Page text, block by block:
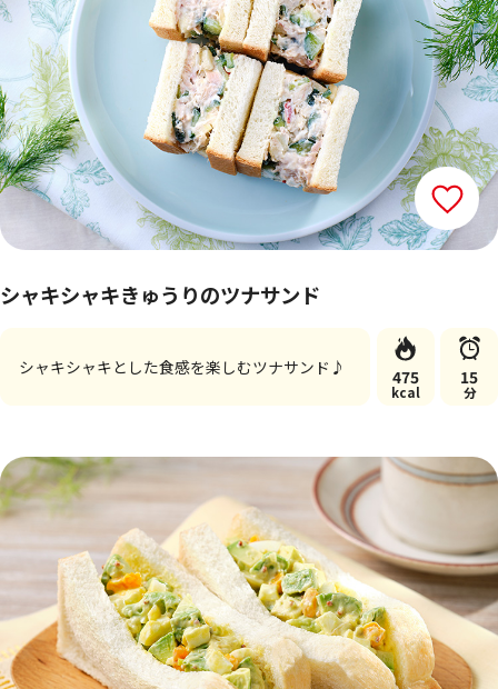
シャキシャキきゅうりのツナサンド
シャキシャキとした食感を楽しむツナサンド♪ 475
kcal
15
分